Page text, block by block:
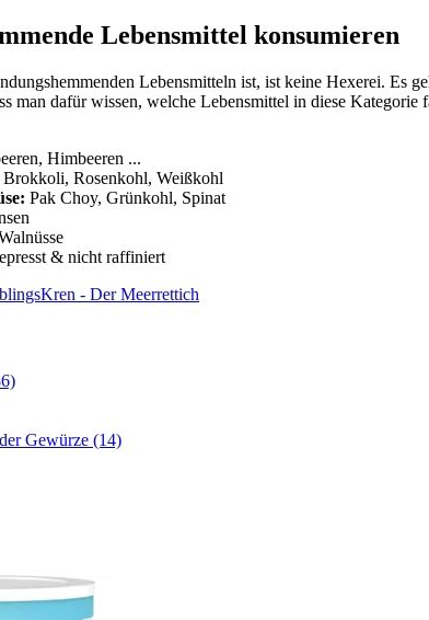
Lebensmittel konsumieren
Lebensmitteln ist, ist keine Hexerei. Es
man dafür wissen, welche Lebensmittel in diese
Himbeeren ...
Rosenkohl, Weißkohl
Pak Choy, Grünkohl, Spinat
& nicht raffiniert
- Der Meerrettich
Gewürze (14)